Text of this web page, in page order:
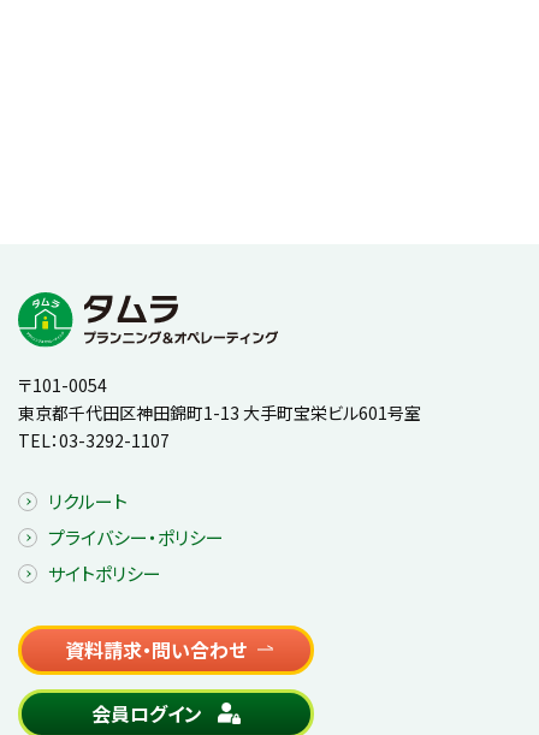
〒101-0054
東京都千代田区神田錦町1-13 大手町宝栄ビル601号室
TEL：03-3292-1107
リクルート
プライバシー・ポリシー
サイトポリシー
資料請求・問い合わせ
会員ログイン